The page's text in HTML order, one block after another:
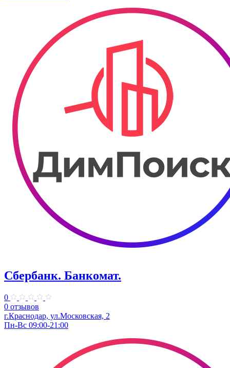
Сбербанк. Банкомат.
0
0 отзывов
г.Краснодар, ул.​Московская, 2
Пн-Вс 09:00-21:00